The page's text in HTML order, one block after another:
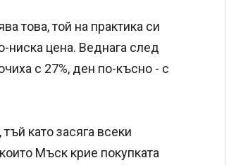
това, той на практика си
ниска цена. Веднага след
с 27%, ден по-късно - с
като засяга всеки
Мъск крие покупката